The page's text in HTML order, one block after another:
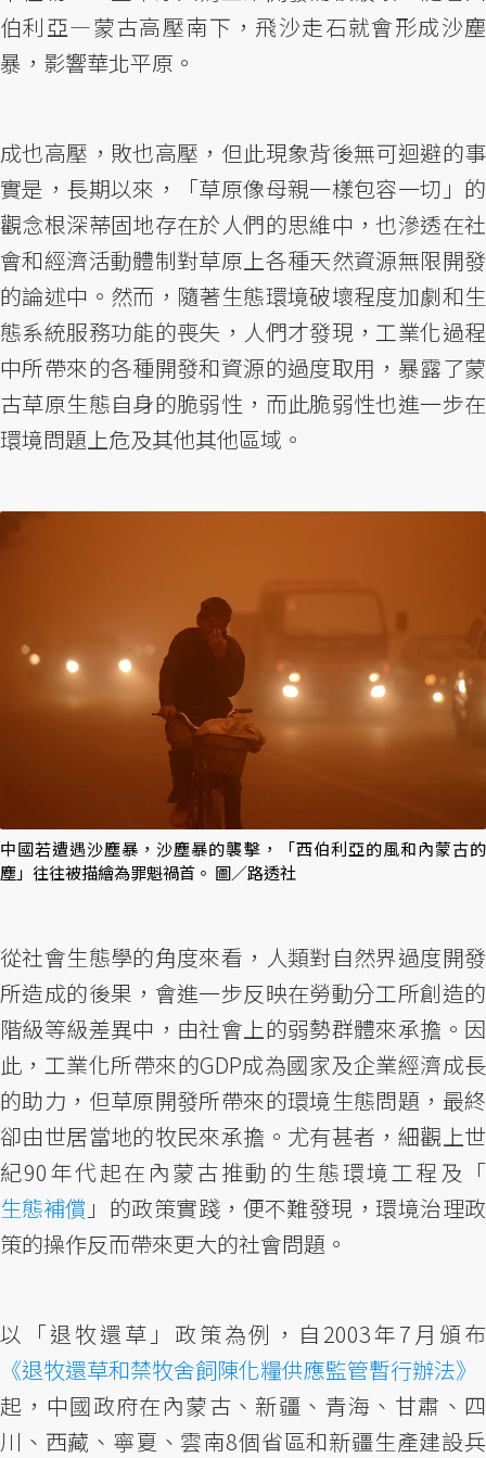
伯利亞—蒙古高壓南下，飛沙走石就會形成沙塵
暴，影響華北平原。
成也高壓，敗也高壓，但此現象背後無可迴避的事
實是，長期以來，「草原像母親一樣包容一切」的
觀念根深蒂固地存在於人們的思維中，也滲透在社
會和經濟活動體制對草原上各種天然資源無限開發
的論述中。然而，隨著生態環境破壞程度加劇和生
態系統服務功能的喪失，人們才發現，工業化過程
中所帶來的各種開發和資源的過度取用，暴露了蒙
古草原生態自身的脆弱性，而此脆弱性也進一步在
環境問題上危及其他其他區域。
中國若遭遇沙塵暴，沙塵暴的襲擊，「西伯利亞的風和內蒙古的
塵」往往被描繪為罪魁禍首。 圖／路透社
從社會生態學的角度來看，人類對自然界過度開發
所造成的後果，會進一步反映在勞動分工所創造的
階級等級差異中，由社會上的弱勢群體來承擔。因
此，工業化所帶來的GDP成為國家及企業經濟成長
的助力，但草原開發所帶來的環境生態問題，最終
卻由世居當地的牧民來承擔。尤有甚者，細觀上世
紀90年代起在內蒙古推動的生態環境工程及「
生態補償 」的政策實踐，便不難發現，環境治理政
策的操作反而帶來更大的社會問題。
以「退牧還草」政策為例，自2003年7月頒布
《退牧還草和禁牧舍飼陳化糧供應監管暫行辦法》
起，中國政府在內蒙古、新疆、青海、甘肅、四
川、西藏、寧夏、雲南8個省區和新疆生產建設兵